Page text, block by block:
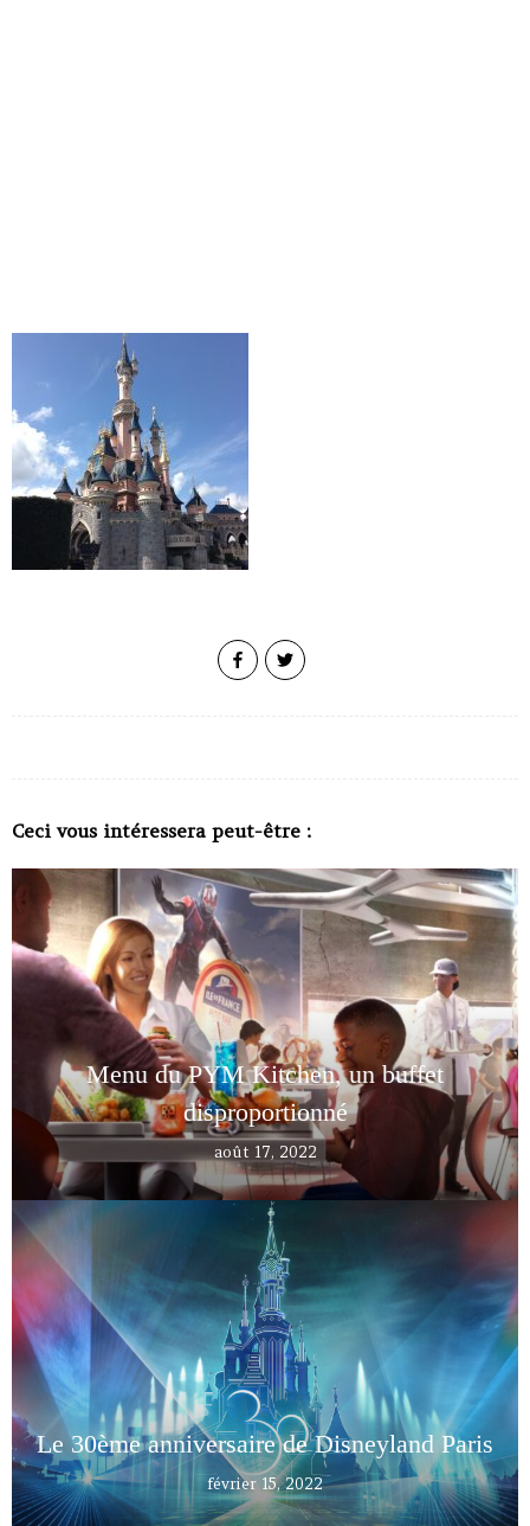
Ceci vous intéressera peut-être :
Menu du PYM Kitchen, un buffet
disproportionné
août 17, 2022
Le 30ème anniversaire de Disneyland Paris
février 15, 2022